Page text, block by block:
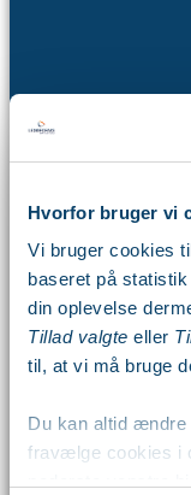
Hvorfor bruger vi
Vi bruger cookies
baseret på
din oplevelse
Tillad valgte eller
til, at vi må bruge
Du kan altid ændre
fravælge cookies i
Webinar
Workshop
Kalender
Viden